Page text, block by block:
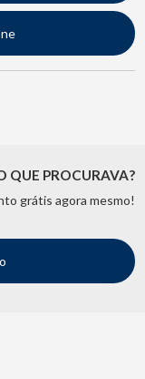
QUE PROCURAVA?
grátis agora mesmo!